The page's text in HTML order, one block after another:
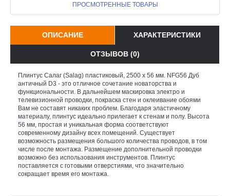
ПРОСМОТРЕННЫЕ ТОВАРЫ
ОПИСАНИЕ ХАРАКТЕРИСТИКИ
ОТЗЫВОВ (0)
Плинтус Салаг (Salag) пластиковый, 2500 х 56 мм. NFG56 Дуб
античный D3 - это отличное сочетание новаторства и
функциональности. В дальнейшем маскировка электро и
телевизионной проводки, покраска стен и оклеивание обоями
Вам не составят никаких проблем. Благодаря эластичному
материалу, плинтус идеально прилегает к стенам и полу. Высота
56 мм, простая и уникальная форма соответствуют
современному дизайну всех помещений. Существует
возможность размещения большого количества проводов, в том
числе после монтажа. Размещение дополнительной проводки
возможно без использования инструментов. Плинтус
поставляется с готовыми отверстиями, что значительно
сокращает время его монтажа.